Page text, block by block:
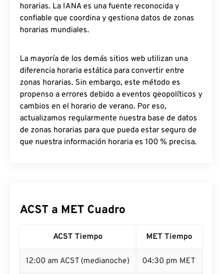
horarias. La IANA es una fuente reconocida y
confiable que coordina y gestiona datos de zonas
horarias mundiales.
La mayoría de los demás sitios web utilizan una
diferencia horaria estática para convertir entre
zonas horarias. Sin embargo, este método es
propenso a errores debido a eventos geopolíticos y
cambios en el horario de verano. Por eso,
actualizamos regularmente nuestra base de datos
de zonas horarias para que pueda estar seguro de
que nuestra información horaria es 100 % precisa.
ACST a MET Cuadro
ACST Tiempo MET Tiempo
12:00 am ACST (medianoche) 04:30 pm MET